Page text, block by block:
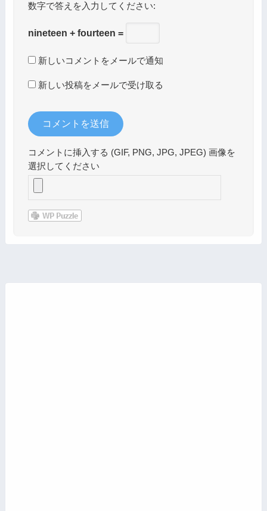
数字で答えを入力してください:
nineteen + fourteen =
新しいコメントをメールで通知
新しい投稿をメールで受け取る
コメントに挿入する (GIF, PNG, JPG, JPEG) 画像を
選択してください